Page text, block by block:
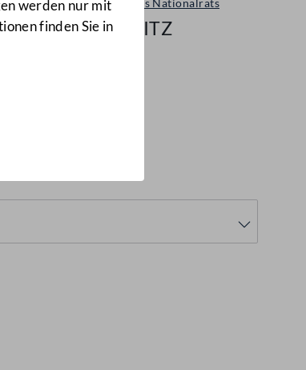
werden nur mit
finden Sie in
Sitzungen des Nationalrats
51/NRSITZ